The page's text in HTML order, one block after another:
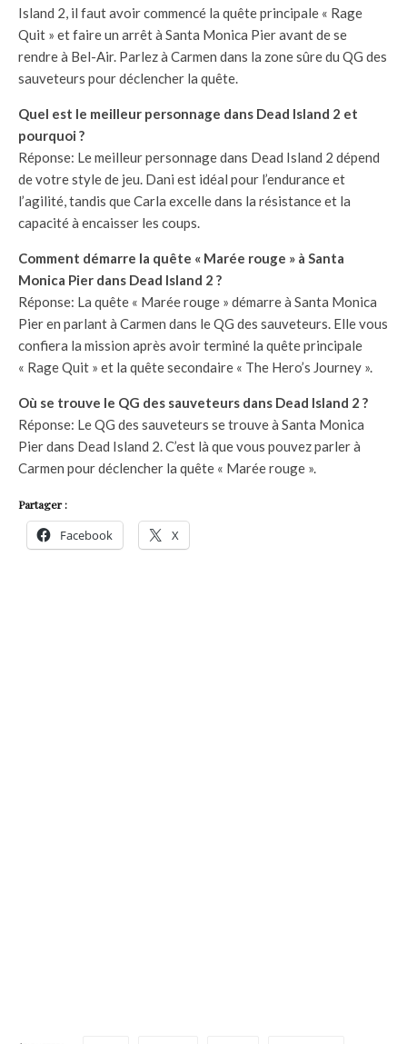
Island 2, il faut avoir commencé la quête principale « Rage
Quit » et faire un arrêt à Santa Monica Pier avant de se
rendre à Bel-Air. Parlez à Carmen dans la zone sûre du QG des
sauveteurs pour déclencher la quête.
Quel est le meilleur personnage dans Dead Island 2 et
pourquoi ?
Réponse: Le meilleur personnage dans Dead Island 2 dépend
de votre style de jeu. Dani est idéal pour l’endurance et
l’agilité, tandis que Carla excelle dans la résistance et la
capacité à encaisser les coups.
Comment démarre la quête « Marée rouge » à Santa
Monica Pier dans Dead Island 2 ?
Réponse: La quête « Marée rouge » démarre à Santa Monica
Pier en parlant à Carmen dans le QG des sauveteurs. Elle vous
confiera la mission après avoir terminé la quête principale
« Rage Quit » et la quête secondaire « The Hero’s Journey ».
Où se trouve le QG des sauveteurs dans Dead Island 2 ?
Réponse: Le QG des sauveteurs se trouve à Santa Monica
Pier dans Dead Island 2. C’est là que vous pouvez parler à
Carmen pour déclencher la quête « Marée rouge ».
Partager :
Facebook X